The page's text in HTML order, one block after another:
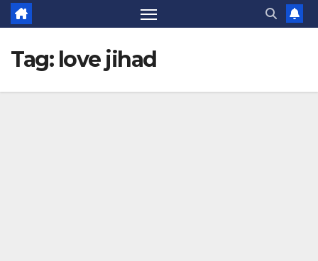
Tag: love jihad